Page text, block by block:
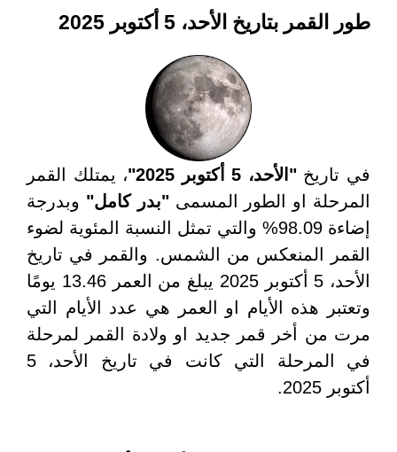
طور القمر بتاريخ الأحد، 5 أكتوبر 2025
في تاريخ"الأحد، 5 أكتوبر 2025"
، يمتلك القمر
المرحلة او الطور المسمى"بدر كامل" وبدرجة
إضاءة 98.09% والتي تمثل النسبة المئوية لضوء
القمر المنعكس من الشمس. والقمر في تاريخ
الأحد، 5 أكتوبر 2025 يبلغ من العمر 13.46 يومًا
وتعتبر هذه الأيام او العمر هي عدد الأيام التي
مرت من أخر قمر جديد او ولادة القمر لمرحلة
في المرحلة التي كانت في تاريخ الأحد، 5
أكتوبر 2025.